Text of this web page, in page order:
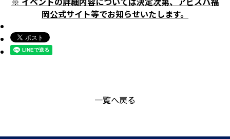
岡公式サイト等でお知らせいたします。
一覧へ戻る